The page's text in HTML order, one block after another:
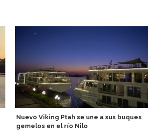
Nuevo Viking Ptah se une a sus buques
gemelos en el río Nilo